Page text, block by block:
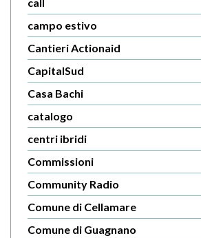
campo estivo
Cantieri Actionaid
CapitalSud
Casa Bachi
catalogo
centri ibridi
Commissioni
Community Radio
Comune di Cellamare
Comune di Guagnano